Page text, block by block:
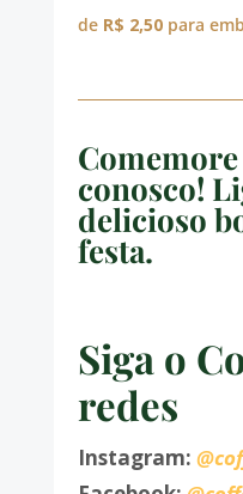
de R$ 2,50para
conosco!
delicioso
festa.
Siga o
redes
Instagram: